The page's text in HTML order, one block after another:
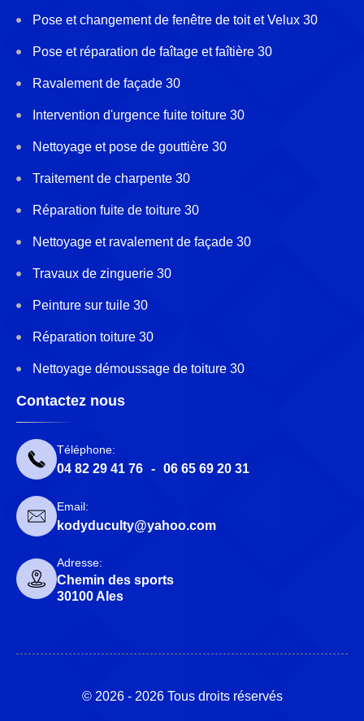
Pose et changement de fenêtre de toit et Velux 30
Pose et réparation de faîtage et faîtière 30
Ravalement de façade 30
Intervention d'urgence fuite toiture 30
Nettoyage et pose de gouttière 30
Traitement de charpente 30
Réparation fuite de toiture 30
Nettoyage et ravalement de façade 30
Travaux de zinguerie 30
Peinture sur tuile 30
Réparation toiture 30
Nettoyage démoussage de toiture 30
Contactez nous
Téléphone:
04 82 29 41 76 - 06 65 69 20 31
Email:
kodyduculty@yahoo.com
Adresse:
Chemin des sports
30100 Ales
© 2026 - 2026 Tous droits réservés